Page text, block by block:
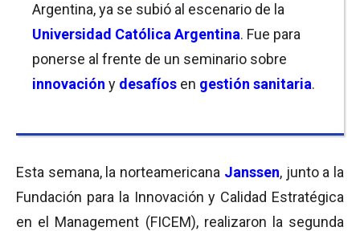
Argentina, ya se subió al escenario de la
Universidad Católica Argentina. Fue para
ponerse al frente de un seminario sobre
innovación y desafíos en gestión sanitaria.
Esta semana, la norteamericana Janssen, junto a la
Fundación para la Innovación y Calidad Estratégica
en el Management (FICEM), realizaron la segunda